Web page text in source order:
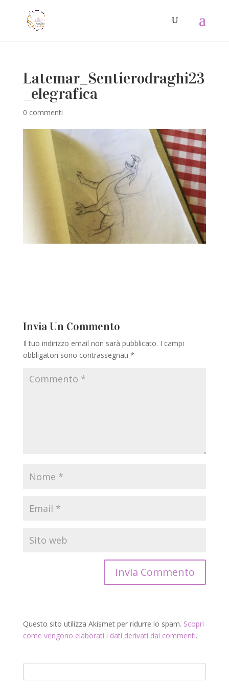
Latemar_Sentierodraghi23
_elegrafica
0 commenti
Invia Un Commento
Il tuo indirizzo email non sarà pubblicato. I campi
obbligatori sono contrassegnati *
Questo sito utilizza Akismet per ridurre lo spam. Scopri
come vengono elaborati i dati derivati dai commenti.